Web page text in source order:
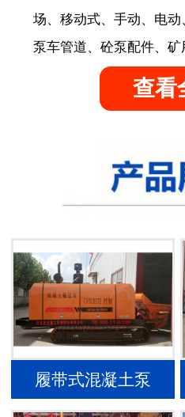
场、移动式、手动、电动
泵车管道、砼泵配件、矿
查看
履带式混凝土泵